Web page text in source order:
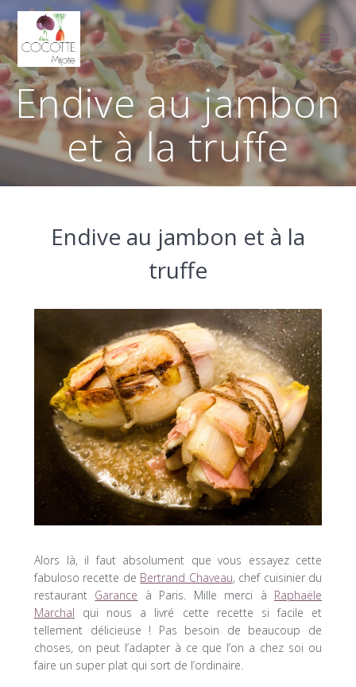
Passer
au
contenu
Endive au jambon
et à la truffe
Endive au jambon et à la
truffe
Alors là, il faut absolument que vous essayez cette
fabuloso recette de Bertrand Chaveau, chef cuisinier du
restaurant Garance à Paris. Mille merci à Raphaële
Marchal qui nous a livré cette recette si facile et
tellement délicieuse ! Pas besoin de beaucoup de
choses, on peut l’adapter à ce que l’on a chez soi ou
faire un super plat qui sort de l’ordinaire.